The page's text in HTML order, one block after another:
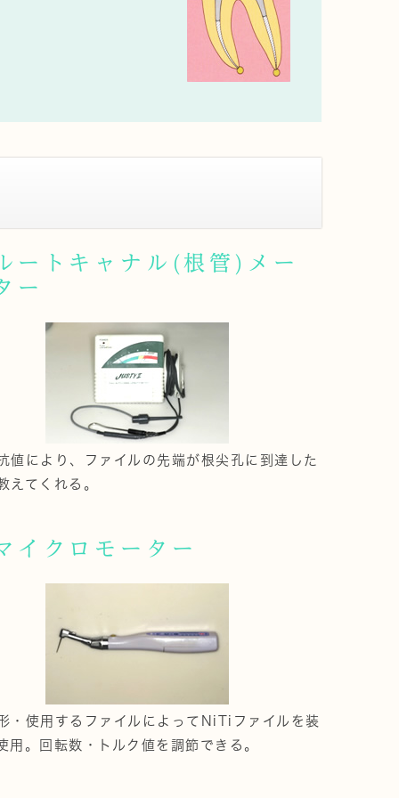
ートキャナル(根管)メー
ー
値により、ファイルの先端が根尖孔に到達した
えてくれる。
イクロモーター
・使用するファイルによってNiTiファイルを装
用。回転数・トルク値を調節できる。